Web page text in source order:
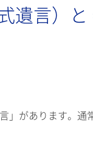
遺言）
」があります。